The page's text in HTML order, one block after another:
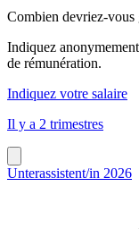
Combien devriez-vous
Indiquez
de rémunération.
Indiquez votre salaire
Il y a 2 trimestres
Unterassistent/in 2026